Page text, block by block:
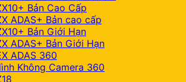
Bản Cao Cấp
ADAS+ Bản cao cấp
Bản Giới Hạn
ADAS+ Bản Giới Hạn
ADAS 360
Không Camera 360